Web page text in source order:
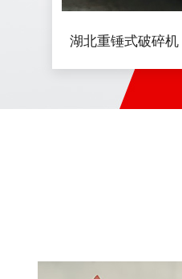
湖北重锤式破碎机